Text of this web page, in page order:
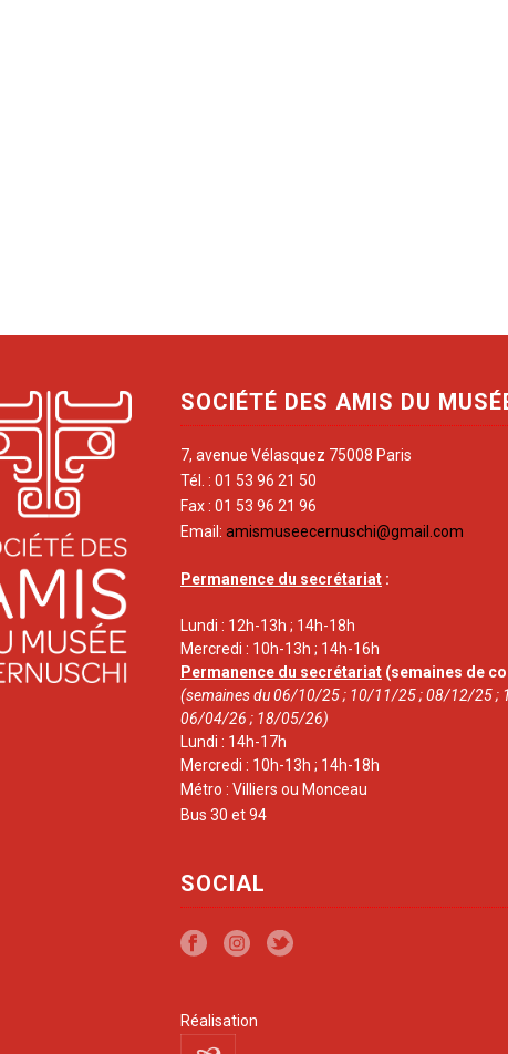
SOCIÉTÉ DES AMIS DU
7, avenue Vélasquez 75008 Paris
Tél. : 01 53 96 21 50
Fax : 01 53 96 21 96
Email: amismuseecernuschi@gmail.com
Permanence du secrétariat :
Lundi : 12h-13h ; 14h-18h
Mercredi : 10h-13h ; 14h-16h
Permanence du secrétariat (semaines de
(semaines du 06/10/25 ; 10/11/25 ; 08/12/25
06/04/26 ; 18/05/26)
Lundi : 14h-17h
Mercredi : 10h-13h ; 14h-18h
Métro : Villiers ou Monceau
Bus 30 et 94
SOCIAL
Réalisation